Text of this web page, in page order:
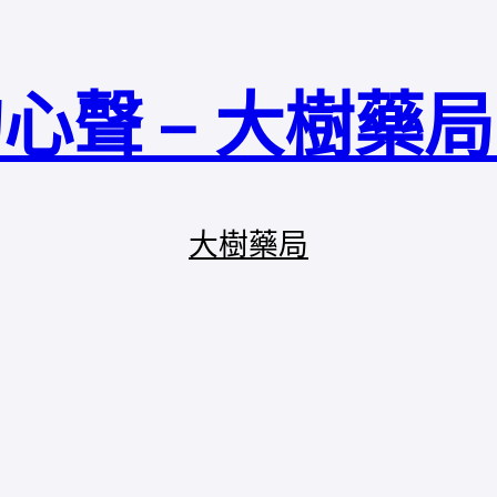
聲 – 大樹藥
大樹藥局